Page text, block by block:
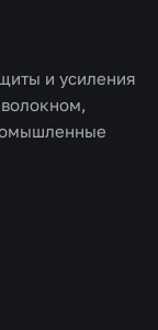
и усиления